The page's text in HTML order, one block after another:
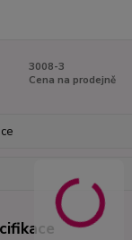
3008-3
Cena na prodejně